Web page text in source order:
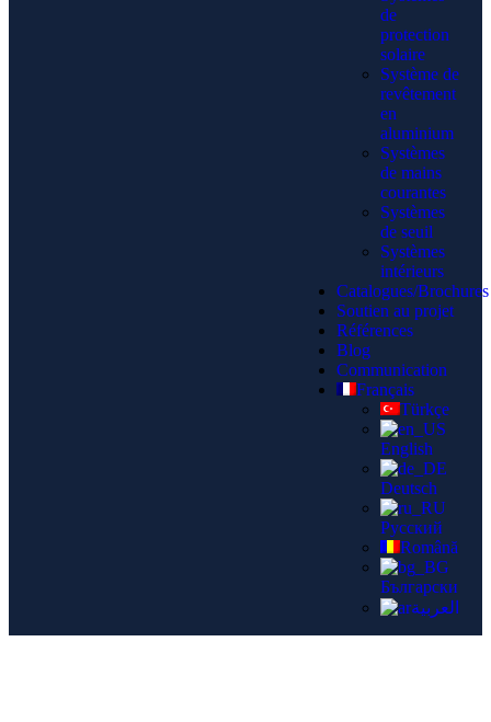
de
protection
solaire
Système de
revêtement
en
aluminium
Systèmes
de mains
courantes
Systèmes
de seuil
Systèmes
intérieurs
Catalogues/Brochures
Soutien au projet
Références
Blog
Communication
Français
Türkçe
English
Deutsch
Русский
Română
Български
العربية